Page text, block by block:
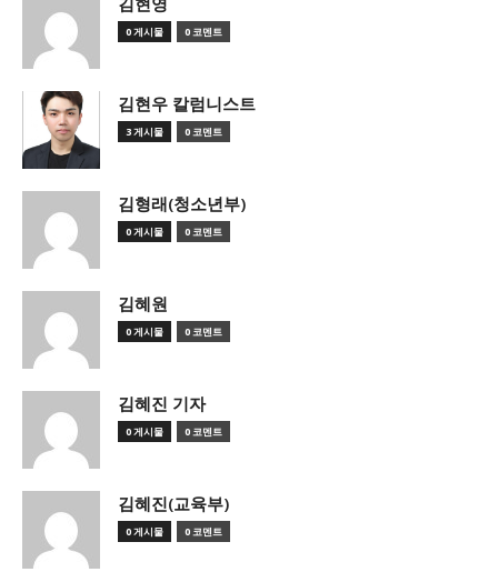
0 게시물 0 코멘트
김현우 칼럼니스트
3 게시물 0 코멘트
김형래(청소년부)
0 게시물 0 코멘트
김혜원
0 게시물 0 코멘트
김혜진 기자
0 게시물 0 코멘트
김혜진(교육부)
0 게시물 0 코멘트